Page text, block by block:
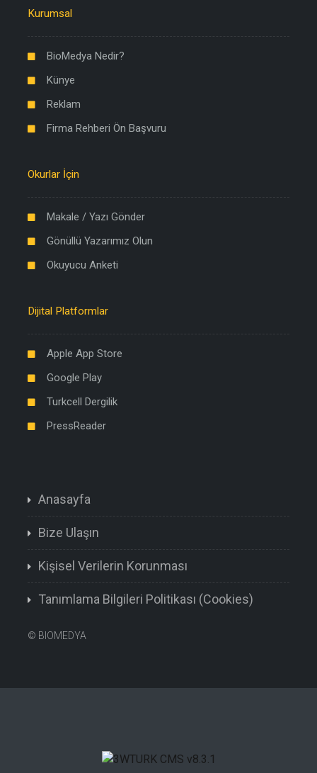
Kurumsal
BioMedya Nedir?
Künye
Reklam
Firma Rehberi Ön Başvuru
Okurlar İçin
Makale / Yazı Gönder
Gönüllü Yazarımız Olun
Okuyucu Anketi
Dijital Platformlar
Apple App Store
Google Play
Turkcell Dergilik
PressReader
Anasayfa
Bize Ulaşın
Kişisel Verilerin Korunması
Tanımlama Bilgileri Politikası (Cookies)
© BIOMEDYA